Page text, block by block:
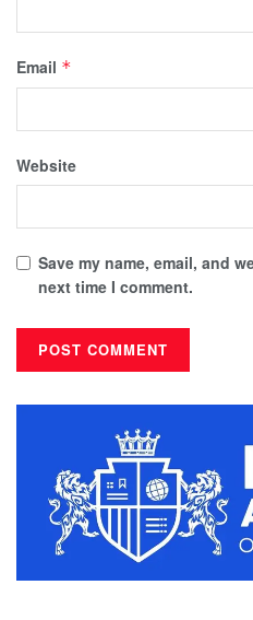
Email *
Website
Save my name, email, and
next time I comment.